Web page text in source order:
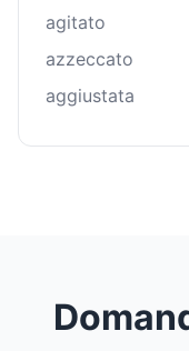
agitato
azzeccato
aggiustata